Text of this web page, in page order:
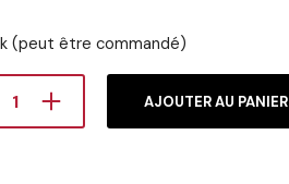
(peut être commandé)
AJOUTER AU PANIER